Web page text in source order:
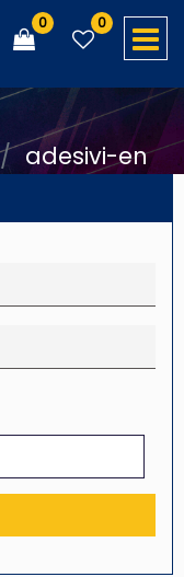
0 0
adesivi-en